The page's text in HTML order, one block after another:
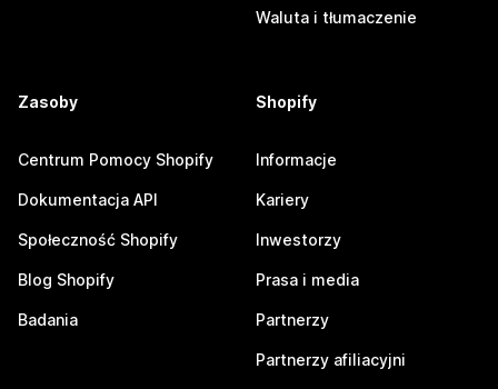
Waluta i tłumaczenie
Zasoby
Centrum Pomocy Shopify
Dokumentacja API
Społeczność Shopify
Blog Shopify
Badania
Shopify
Informacje
Kariery
Inwestorzy
Prasa i media
Partnerzy
Partnerzy afiliacyjni